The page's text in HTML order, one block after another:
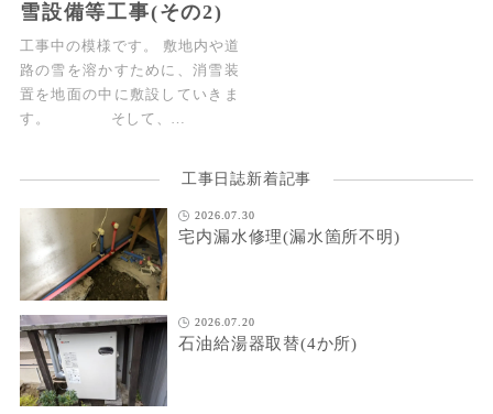
雪設備等工事(その2)
工事中の模様です。 敷地内や道
路の雪を溶かすために、消雪装
置を地面の中に敷設していきま
す。 そして、…
工事日誌新着記事
2026.07.30
宅内漏水修理(漏水箇所不明)
2026.07.20
石油給湯器取替(4か所)